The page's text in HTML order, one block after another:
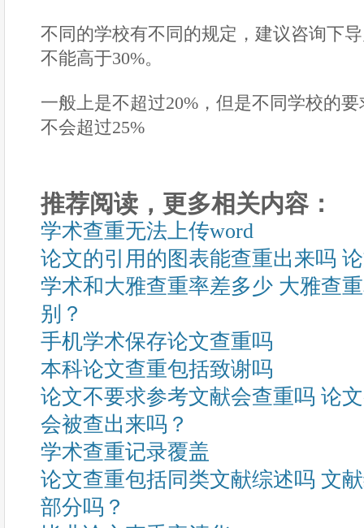
不同的学校有不同的规定，建议咨询下
不能高于30%。
一般上是不超过20%，但是不同学校的
不会超过25%
推荐阅读，更多相关内容：
学术查重无法上传word
论文的引用的图表能查重出来吗
学术和大雅查重率差多少 大雅查
别？
手机学术保存论文查重吗
本科论文查重包括致谢吗
论文不要求参考文献会查重吗 论
会被查出来吗？
学术查重记录覆盖
论文查重包括同类文献综述吗 文
部分吗？